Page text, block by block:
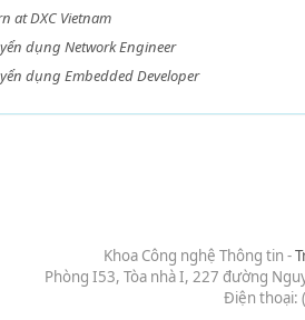
at DXC Vietnam
dụng Network Engineer
dụng Embedded Developer
Khoa Công nghệ Thông tin -
Phòng I53, Tòa nhà I, 227 đường
Điện thoại: